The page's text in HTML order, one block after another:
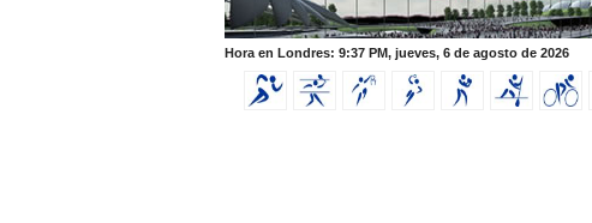
Hora en Londres: 9:37 PM, jueves, 6 de agosto de 2026